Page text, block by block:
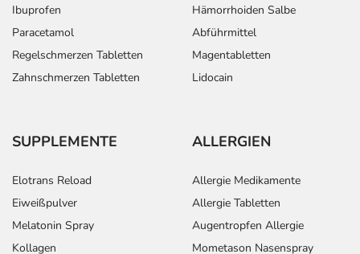
Ibuprofen
Paracetamol
Regelschmerzen Tabletten
Zahnschmerzen Tabletten
Hämorrhoiden Salbe
Abführmittel
Magentabletten
Lidocain
SUPPLEMENTE
Elotrans Reload
Eiweißpulver
Melatonin Spray
Kollagen
ALLERGIEN
Allergie Medikamente
Allergie Tabletten
Augentropfen Allergie
Mometason Nasenspray